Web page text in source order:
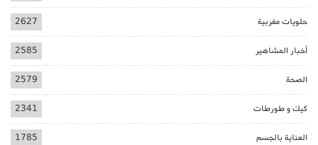
حلويات مغربية 2627
أخبار المشاهير 2585
الصحة 2579
كيك و طورطات 2341
العناية بالجسم 1785